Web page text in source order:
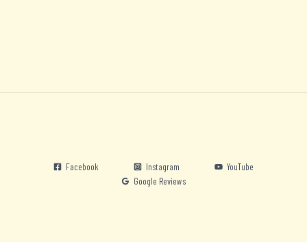
Facebook Instagram
YouTube
Google Reviews